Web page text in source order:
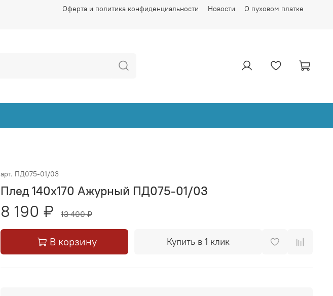
Оферта и политика конфиденциальности Новости О пуховом платке
арт. ПД075-01/03
Плед 140x170 Ажурный ПД075-01/03
8 190 ₽ 13 400 ₽
В корзину Купить в 1 клик